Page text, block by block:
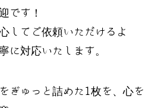
です！
してご依頼いただけるよ
に対応いたします。
ぎゅっと詰めた1枚を、心を